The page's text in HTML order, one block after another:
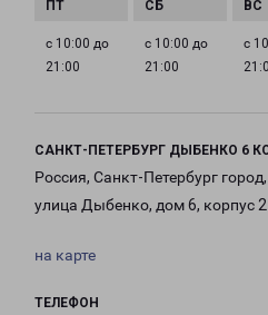
с 10:00 до
21:00
с 10:00 до
21:00
с
САНКТ-ПЕТЕРБУРГ ДЫБЕНКО 6
Россия, Санкт-Петербург
улица Дыбенко, дом 6, корпус 2
на карте
ТЕЛЕФОН